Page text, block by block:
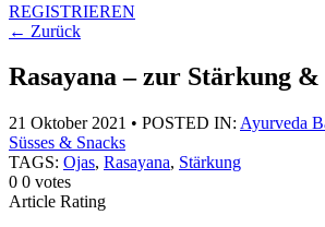
REGISTRIEREN
← Zurück
Rasayana – zur Stärkung &
21 Oktober 2021 • POSTED IN: Ayurveda
Süsses & Snacks
TAGS: Ojas, Rasayana, Stärkung
0 0 votes
Article Rating